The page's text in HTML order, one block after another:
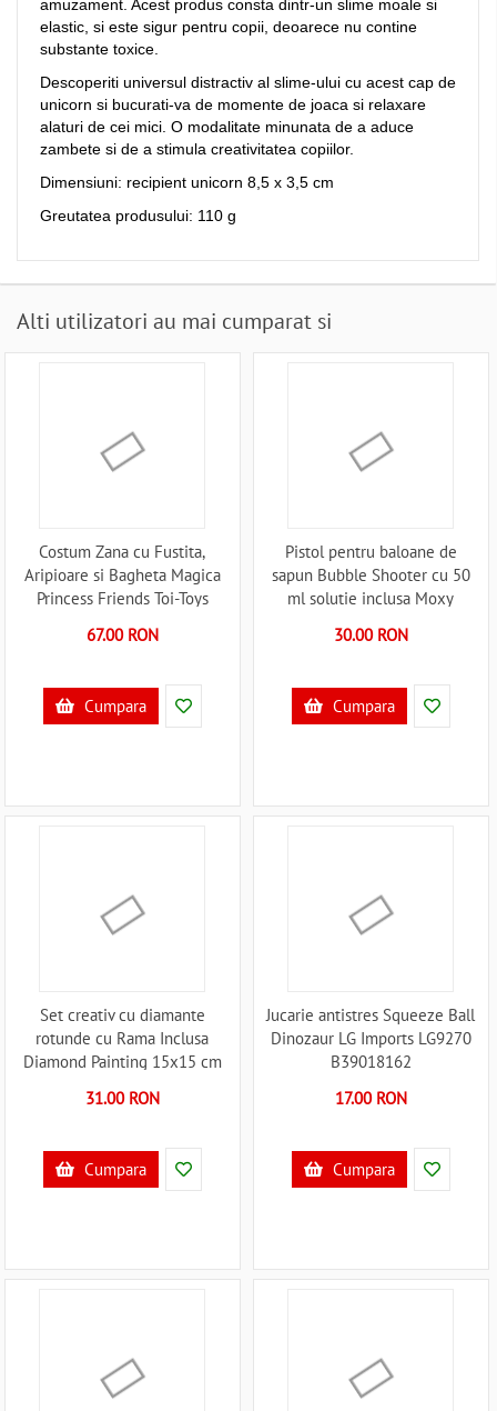
amuzament. Acest produs consta dintr-un slime moale si
elastic, si este sigur pentru copii, deoarece nu contine
substante toxice.
Descoperiti universul distractiv al slime-ului cu acest cap de
unicorn si bucurati-va de momente de joaca si relaxare
alaturi de cei mici. O modalitate minunata de a aduce
zambete si de a stimula creativitatea copiilor.
Dimensiuni: recipient unicorn 8,5 x 3,5 cm
Greutatea produsului: 110 g
Alti utilizatori au mai cumparat si
Costum Zana cu Fustita,
Aripioare si Bagheta Magica
Princess Friends Toi-Toys
67.00 RON
Cumpara
Pistol pentru baloane de
sapun Bubble Shooter cu 50
ml solutie inclusa Moxy
30.00 RON
Cumpara
Set creativ cu diamante
rotunde cu Rama Inclusa
Diamond Painting 15x15 cm
31.00 RON
Cumpara
Jucarie antistres Squeeze Ball
Dinozaur LG Imports LG9270
B39018162
17.00 RON
Cumpara